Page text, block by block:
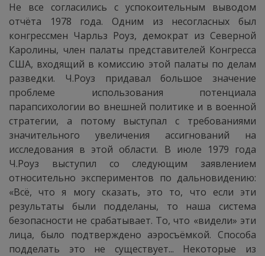
Не все согласились с успокоительным выводом
отчёта 1978 года. Одним из несогласных был
конгрессмен Чарльз Роуз, демократ из Северной
Каролины, член палаты представителей Конгресса
США, входящий в комиссию этой палаты по делам
разведки. Ч.Роуз придавал большое значение
проблеме использования потенциала
парапсихологии во внешней политике и в военной
стратегии, а потому выступал с требованиями
значительного увеличения ассигнований на
исследования в этой области. В июле 1979 года
Ч.Роуз выступил со следующим заявлением
относительно экспериментов по дальновидению:
«Всё, что я могу сказать, это то, что если эти
результаты были подделаны, то наша система
безопасности не срабатывает. То, что «видели» эти
лица, было подтверждено аэросъёмкой. Способа
подделать это не существует... Некоторые из